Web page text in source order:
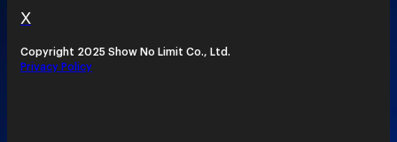
X
Copyright 2025 Show No Limit Co., Ltd.
Privacy Policy